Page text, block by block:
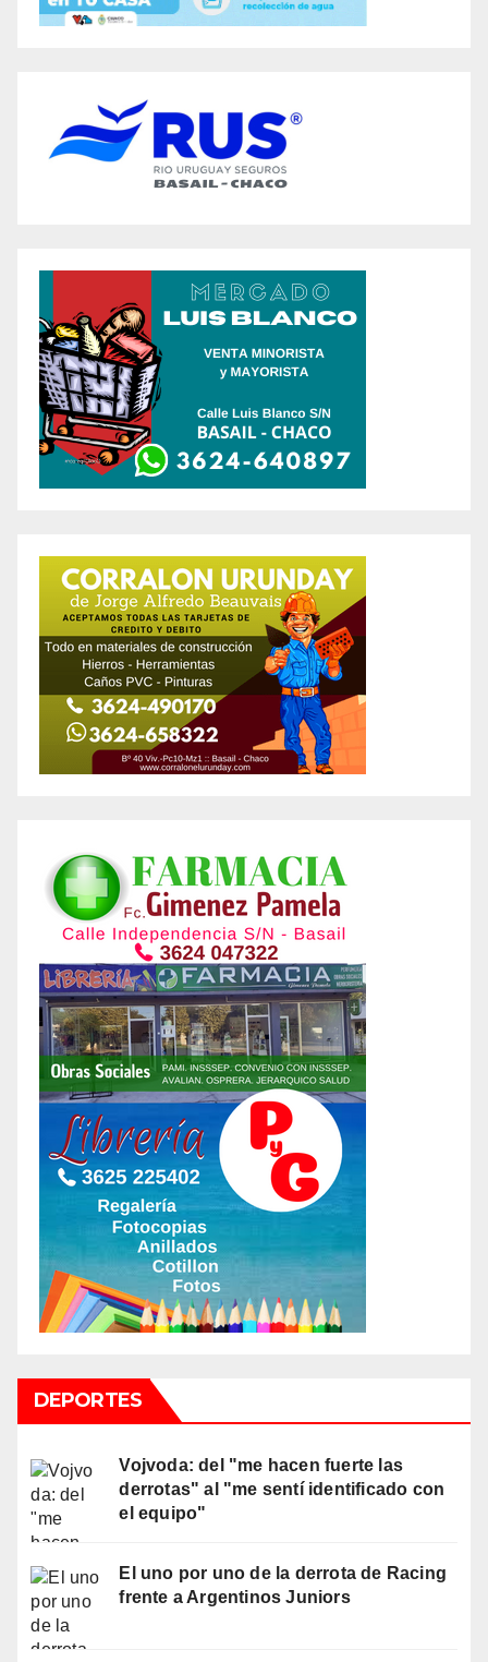
DEPORTES
Vojvoda: del "me hacen fuerte las
derrotas" al "me sentí identificado con
el equipo"
El uno por uno de la derrota de Racing
frente a Argentinos Juniors